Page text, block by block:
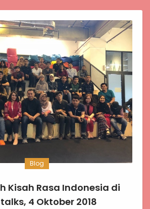
Blog
Kisah Rasa Indonesia di
4 Oktober 2018